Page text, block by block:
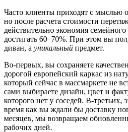
Часто клиенты приходят с мыслью
но после расчета стоимости
действительно экономия
достигать 60–70%. При этом вы
диван, а уникальный предмет.
Во-первых, вы сохраняете
дорогой европейский каркас из
который сейчас в массмаркете не
сами выбираете дизайн, цвет и
которого нет у соседей. В-третьих,
время как вы ждали бы доставку
месяцев, мы возвращаем
рабочих дней.